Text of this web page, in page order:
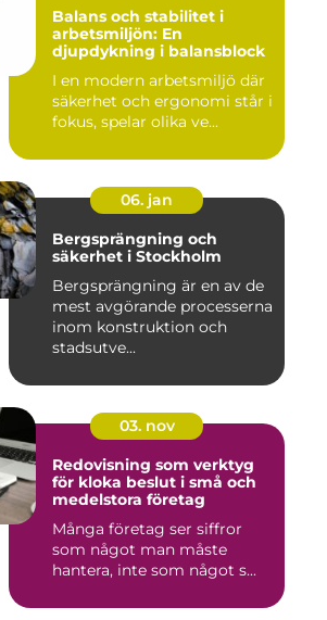
Balans och stabilitet i
arbetsmiljön: En
djupdykning i balansblock
I en modern arbetsmiljö där
säkerhet och ergonomi står i
fokus, spelar olika ve...
06. jan
Bergsprängning och
säkerhet i Stockholm
Bergsprängning är en av de
mest avgörande processerna
inom konstruktion och
stadsutve...
03. nov
Redovisning som verktyg
för kloka beslut i små och
medelstora företag
Många företag ser siffror
som något man måste
hantera, inte som något s...